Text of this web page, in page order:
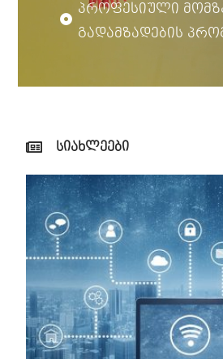
პროფესიული
გადამზადების
სიახლეები